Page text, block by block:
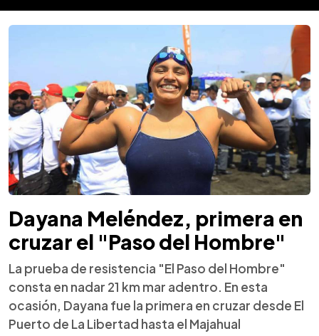
Dayana Meléndez, primera en
cruzar el "Paso del Hombre"
La prueba de resistencia "El Paso del Hombre"
consta en nadar 21 km mar adentro. En esta
ocasión, Dayana fue la primera en cruzar desde El
Puerto de La Libertad hasta el Majahual